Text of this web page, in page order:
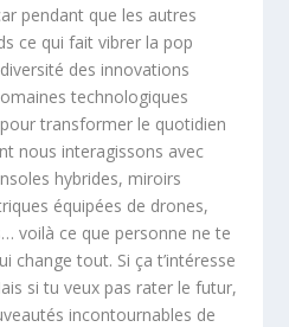
pendant que les autres
ce qui fait vibrer la pop
des innovations
technologiques
transformer le quotidien
nous interagissons avec
hybrides, miroirs
équipées de drones,
voilà ce que personne ne te
change tout. Si ça t’intéresse
si tu veux pas rater le futur,
incontournables de